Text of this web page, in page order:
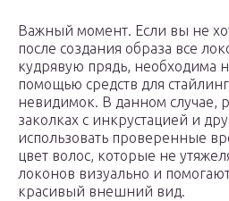
Важный момент. Если вы не
после создания образа все
кудрявую прядь, необходима
помощью средств для
невидимок. В данном случае,
заколках с инкрустацией и
использовать проверенные
цвет волос, которые не
локонов визуально и
красивый внешний вид.